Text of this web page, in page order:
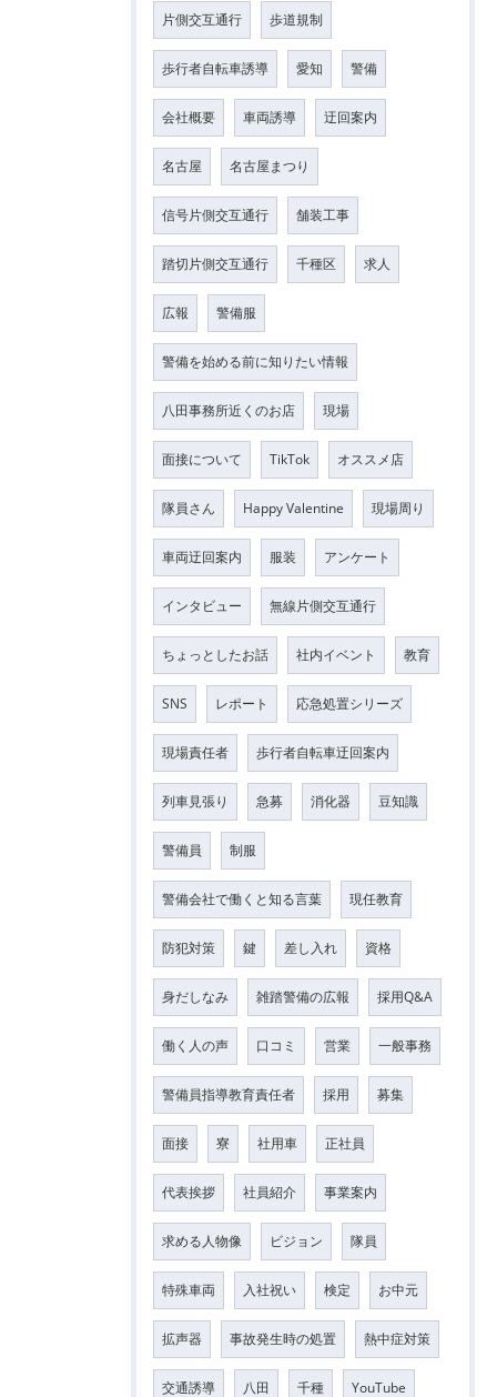
片側交互通行 歩道規制
歩行者自転車誘導 愛知 警備
会社概要 車両誘導 迂回案内
名古屋 名古屋まつり
信号片側交互通行 舗装工事
踏切片側交互通行 千種区 求人
広報 警備服
警備を始める前に知りたい情報
八田事務所近くのお店 現場
面接について TikTok オススメ店
隊員さん Happy Valentine 現場周り
車両迂回案内 服装 アンケート
インタビュー 無線片側交互通行
ちょっとしたお話 社内イベント 教育
SNS レポート 応急処置シリーズ
現場責任者 歩行者自転車迂回案内
列車見張り 急募 消化器 豆知識
警備員 制服
警備会社で働くと知る言葉 現任教育
防犯対策 鍵 差し入れ 資格
身だしなみ 雑踏警備の広報 採用Q&A
働く人の声 口コミ 営業 一般事務
警備員指導教育責任者 採用 募集
面接 寮 社用車 正社員
代表挨拶 社員紹介 事業案内
求める人物像 ビジョン 隊員
特殊車両 入社祝い 検定 お中元
拡声器 事故発生時の処置 熱中症対策
交通誘導 八田 千種 YouTube